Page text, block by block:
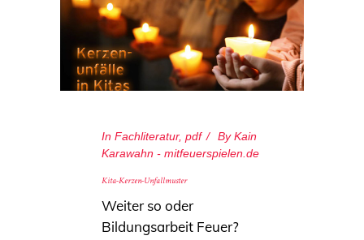
In Fachliteratur, pdf By Kain
Karawahn - mitfeuerspielen.de
Kita-Kerzen-Unfallmuster
Weiter so oder
Bildungsarbeit Feuer?